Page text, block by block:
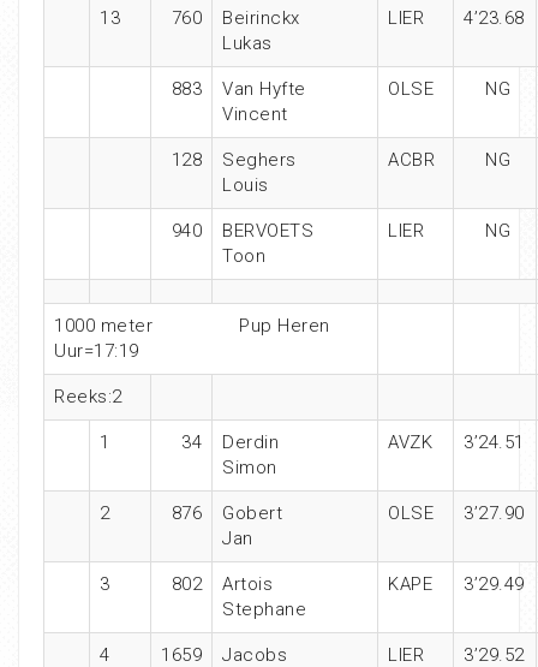
13 760
Beirinckx
Lukas
LIER 4’23.68
883
Van Hyfte
Vincent
OLSE NG
128
Seghers
Louis
ACBR NG
940
BERVOETS
Toon
LIER NG
1000 meter
Pup Heren
Uur=17:19
Reeks:2
1 34
Derdin
Simon
AVZK 3’24.51
2 876
Gobert
Jan
OLSE 3’27.90
3 802
Artois
Stephane
KAPE 3’29.49
4 1659
Jacobs
LIER 3’29.52